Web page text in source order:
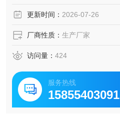
更新时间： 2026-07-26
厂商性质： 生产厂家
访问量： 424
服务热线
15855403091